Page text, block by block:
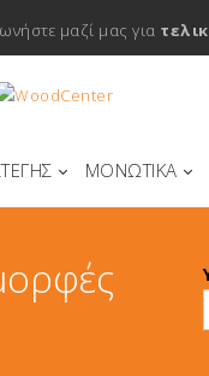
μαζί μας για
ΜΟΝΩΤΙΚΑ